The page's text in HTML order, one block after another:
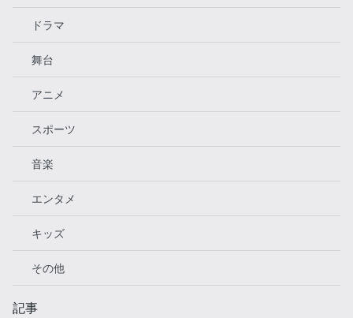
ドラマ
舞台
アニメ
スポーツ
音楽
エンタメ
キッズ
その他
記事